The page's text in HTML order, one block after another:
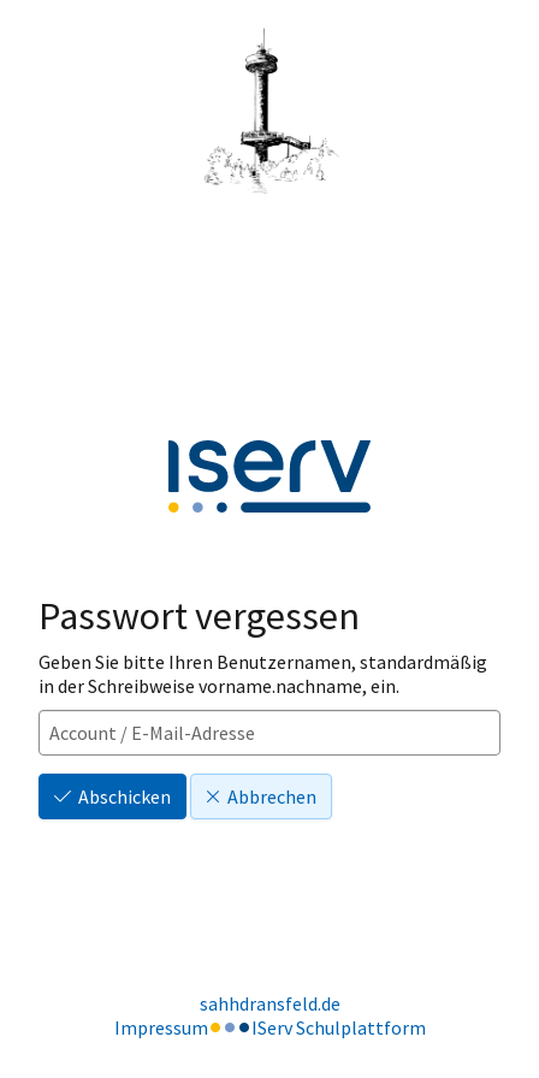
Passwort vergessen
Geben Sie bitte Ihren Benutzernamen, standardmäßig
in der Schreibweise vorname.nachname, ein.
Abschicken Abbrechen
sahhdransfeld.de
Impressum
IServ Schulplattform